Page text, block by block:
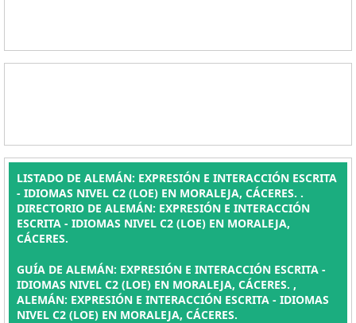
LISTADO DE ALEMÁN: EXPRESIÓN E INTERACCIÓN ESCRITA
- IDIOMAS NIVEL C2 (LOE) EN MORALEJA, CÁCERES. .
DIRECTORIO DE ALEMÁN: EXPRESIÓN E INTERACCIÓN
ESCRITA - IDIOMAS NIVEL C2 (LOE) EN MORALEJA,
CÁCERES.
GUÍA DE ALEMÁN: EXPRESIÓN E INTERACCIÓN ESCRITA -
IDIOMAS NIVEL C2 (LOE) EN MORALEJA, CÁCERES. ,
ALEMÁN: EXPRESIÓN E INTERACCIÓN ESCRITA - IDIOMAS
NIVEL C2 (LOE) EN MORALEJA, CÁCERES.